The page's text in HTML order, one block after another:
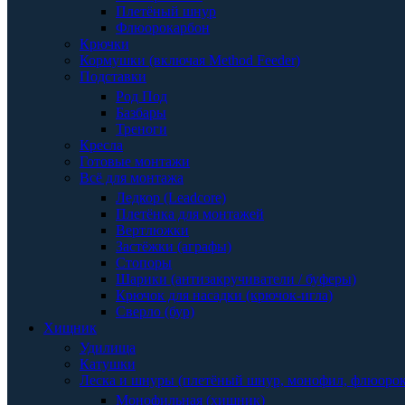
Плетёный шнур
Флюорокарбон
Крючки
Кормушки (включая Method Feeder)
Подставки
Род Под
Базбары
Треноги
Кресла
Готовые монтажи
Всё для монтажа
Ледкор (Leadcore)
Плетёнка для монтажей
Вертлюжки
Застёжки (аграфы)
Стопоры
Шарики (антизакручиватели / буферы)
Крючок для насадки (крючок-игла)
Сверло (бур)
Хищник
Удилища
Катушки
Леска и шнуры (плетёный шнур, монофил,
Монофильная (хищник)